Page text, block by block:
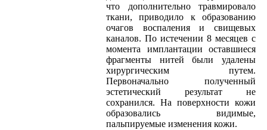
что дополнительно травмировало
ткани, приводило к образованию
очагов воспаления и свищевых
каналов. По истечении 8 месяцев с
момента имплантации оставшиеся
фрагменты нитей были удалены
хирургическим путем.
Первоначально полученный
эстетический результат не
сохранился. На поверхности кожи
образовались видимые,
пальпируемые изменения кожи.